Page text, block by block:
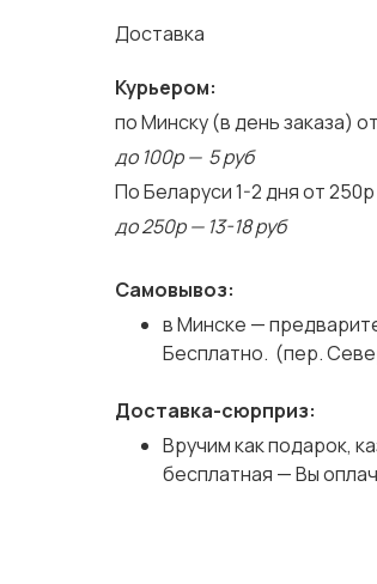
Доставка
Курьером:
по Минску (в день заказа)
до 100р — 5 руб
По Беларуси 1-2 дня от 250р
до 250р — 13-18 руб
Самовывоз:
в Минске —
Бесплатно. (пер.
Доставка-сюрприз:
Вручим как подарок,
бесплатная — Вы